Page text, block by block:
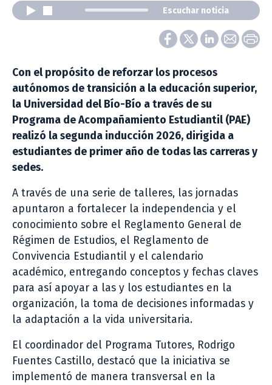
Escuchar noticia
Con el propósito de reforzar los procesos
autónomos de transición a la educación superior,
la Universidad del Bío-Bío a través de su
Programa de Acompañamiento Estudiantil (PAE)
realizó la segunda inducción 2026, dirigida a
estudiantes de primer año de todas las carreras y
sedes.
A través de una serie de talleres, las jornadas
apuntaron a fortalecer la independencia y el
conocimiento sobre el Reglamento General de
Régimen de Estudios, el Reglamento de
Convivencia Estudiantil y el calendario
académico, entregando conceptos y fechas claves
para así apoyar a las y los estudiantes en la
organización, la toma de decisiones informadas y
la adaptación a la vida universitaria.
El coordinador del Programa Tutores, Rodrigo
Fuentes Castillo, destacó que la iniciativa se
implementó de manera transversal en la